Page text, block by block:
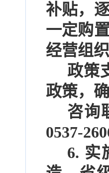
补贴，
一定购
经营组
政策
政策，
咨询
0537-
6. 实